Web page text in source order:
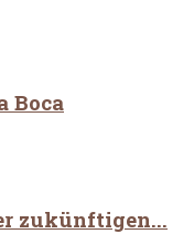
Boca
zukünftigen...